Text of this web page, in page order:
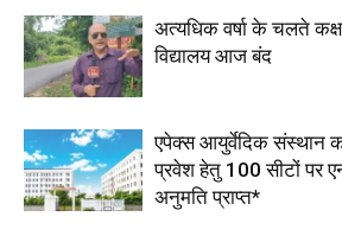
अत्यधिक वर्षा के चलते
विद्यालय आज बंद
एपेक्स आयुर्वेदिक संस्थान
प्रवेश हेतु 100 सीटों पर
अनुमति प्राप्त*